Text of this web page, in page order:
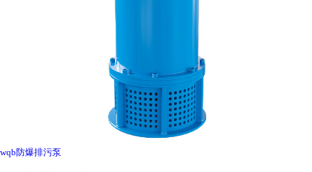
wqb防爆排污泵